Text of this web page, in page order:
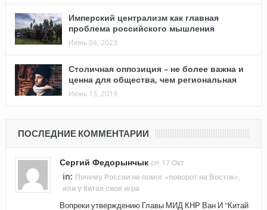
Имперский централизм как главная
проблема российского мышления
Июнь 04, 2023
Столичная оппозиция – не более важна и
ценна для общества, чем региональная
Июнь 13, 2019
ПОСЛЕДНИЕ КОММЕНТАРИИ
Сергий Федорынчык on 17 Окт
in: Почему России не помог «поворот на Восток»,
или у Китая своя игра
Вопреки утверждению Главы МИД КНР Ван И "Китай